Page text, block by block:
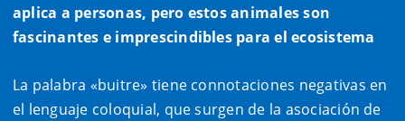
aplica a personas, pero estos animales son
fascinantes e imprescindibles para el ecosistema
La palabra «buitre» tiene connotaciones negativas en
el lenguaje coloquial, que surgen de la asociación de